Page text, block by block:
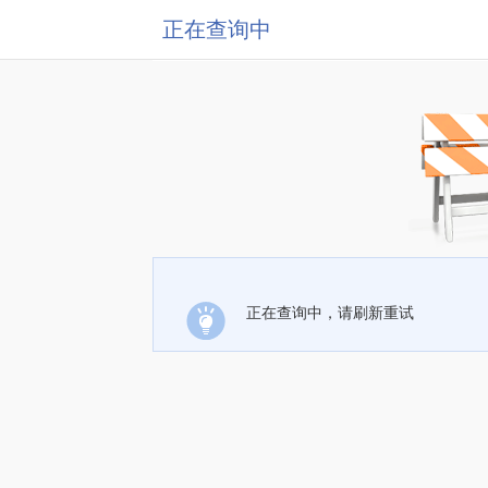
正在查询中
正在查询中，请刷新重试